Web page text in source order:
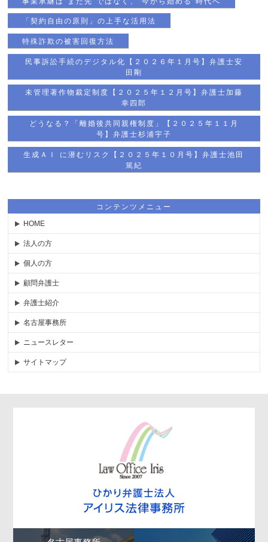
「契約自由の原則」の上手な活用法
特殊詐欺の被害回復方法
民事訴訟手続のデジタル化【２０２６年１月号】弁護士安
田剛
未管理著作物裁定制度【２０２５年１２月号】弁護士加藤
幸四郎
どうなる？「離婚後共同親権制度」【２０２５年１１月
号】弁護士杉浦宇子
生成ＡＩ に潜むリスク【２０２５年１０月号】弁護士池田
篤紀
コンテンツメニュー
HOME
法人の方
個人の方
顧問弁護士
弁護士紹介
名古屋事務所
ニュースレター
サイトマップ